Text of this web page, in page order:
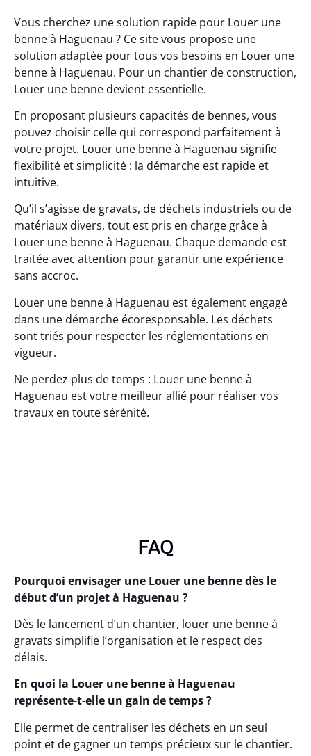
Vous cherchez une solution rapide pour Louer une
benne à Haguenau ? Ce site vous propose une
solution adaptée pour tous vos besoins en Louer une
benne à Haguenau. Pour un chantier de construction,
Louer une benne devient essentielle.
En proposant plusieurs capacités de bennes, vous
pouvez choisir celle qui correspond parfaitement à
votre projet. Louer une benne à Haguenau signifie
flexibilité et simplicité : la démarche est rapide et
intuitive.
Qu’il s’agisse de gravats, de déchets industriels ou de
matériaux divers, tout est pris en charge grâce à
Louer une benne à Haguenau. Chaque demande est
traitée avec attention pour garantir une expérience
sans accroc.
Louer une benne à Haguenau est également engagé
dans une démarche écoresponsable. Les déchets
sont triés pour respecter les réglementations en
vigueur.
Ne perdez plus de temps : Louer une benne à
Haguenau est votre meilleur allié pour réaliser vos
travaux en toute sérénité.
FAQ
Pourquoi envisager une Louer une benne dès le
début d’un projet à Haguenau ?
Dès le lancement d’un chantier, louer une benne à
gravats simplifie l’organisation et le respect des
délais.
En quoi la Louer une benne à Haguenau
représente-t-elle un gain de temps ?
Elle permet de centraliser les déchets en un seul
point et de gagner un temps précieux sur le chantier.